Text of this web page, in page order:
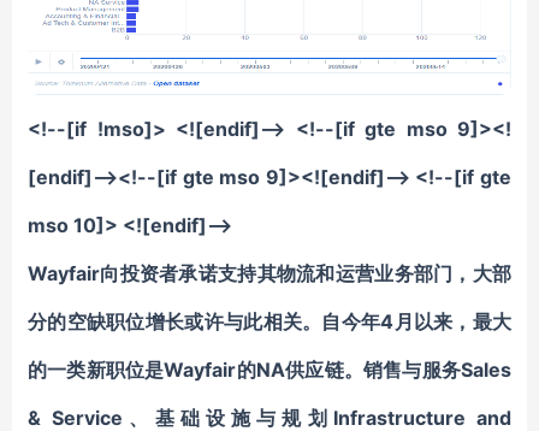
<!--[if !mso]> <![endif]--> <!--[if gte mso 9]><!
[endif]--><!--[if gte mso 9]><![endif]--> <!--[if gte
mso 10]> <![endif]-->
Wayfair向投资者承诺支持其物流和运营业务部门，大部
分的空缺职位增长或许与此相关。自今年4月以来，最大
的一类新职位是Wayfair的NA供应链。销售与服务Sales
& Service、基础设施与规划Infrastructure and